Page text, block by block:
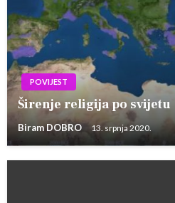
POVIJEST
Širenje religija po svijetu
Biram DOBRO 13. srpnja 2020.